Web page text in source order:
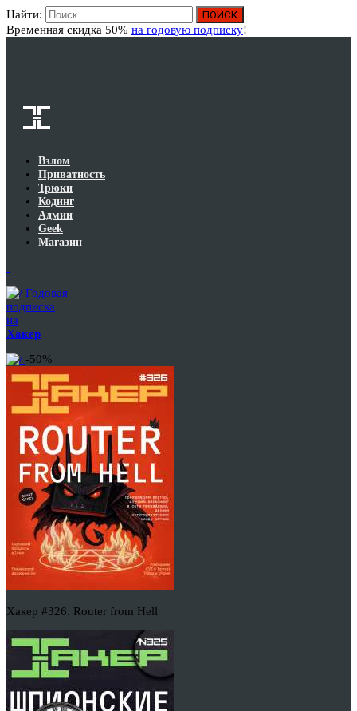
Найти:
Временная скидка 50% на годовую подписку!
Взлом
Приватность
Трюки
Кодинг
Админ
Geek
Магазин
Годовая
подписка
на
Хакер
-50%
Хакер #326. Router from Hell